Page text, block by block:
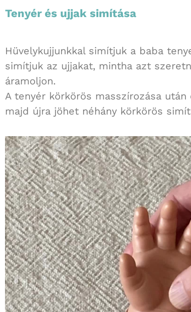
Tenyér és ujjak simítása
Hüvelykujjunkkal simítjuk a baba
simítjuk az ujjakat, mintha azt
áramoljon.
A tenyér körkörös masszírozása
majd újra jöhet néhány körkörös